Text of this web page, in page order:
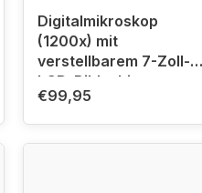
Digitalmikroskop
(1200x) mit
verstellbarem 7-Zoll-
LCD-Bildschirm
€99,95